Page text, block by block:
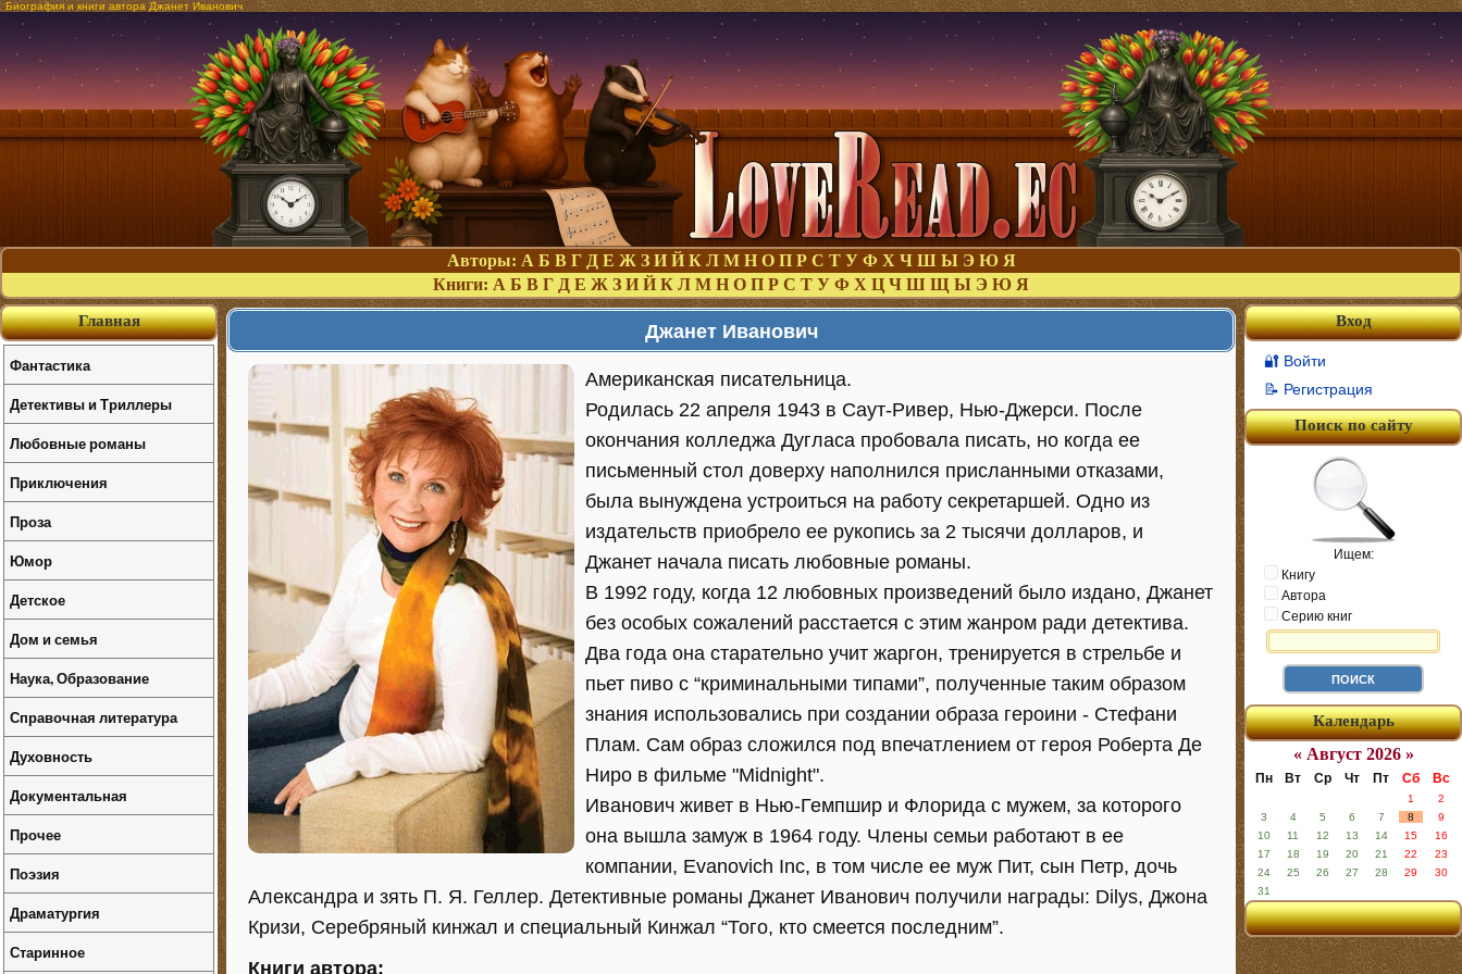
Биография и книги автора Джанет Иванович
Авторы: А Б В Г Д Е Ж З И Й К Л М Н О П Р С Т У Ф Х Ч Ш Ы Э Ю Я
Книги: А Б В Г Д Е Ж З И Й К Л М Н О П Р С Т У Ф Х Ц Ч Ш Щ Ы Э Ю Я
Джанет Иванович
Американская писательница.
Родилась 22 апреля 1943 в Саут-Ривер, Нью-Джерси. После
окончания колледжа Дугласа пробовала писать, но когда ее
письменный стол доверху наполнился присланными отказами,
была вынуждена устроиться на работу секретаршей. Одно из
издательств приобрело ее рукопись за 2 тысячи долларов, и
Джанет начала писать любовные романы.
В 1992 году, когда 12 любовных произведений было издано, Джанет
без особых сожалений расстается с этим жанром ради детектива.
Два года она старательно учит жаргон, тренируется в стрельбе и
пьет пиво с “криминальными типами”, полученные таким образом
знания использовались при создании образа героини - Стефани
Плам. Сам образ сложился под впечатлением от героя Роберта Де
Ниро в фильме "Midnight".
Иванович живет в Нью-Гемпшир и Флорида с мужем, за которого
она вышла замуж в 1964 году. Члены семьи работают в ее
компании, Evanovich Inc, в том числе ее муж Пит, сын Петр, дочь
Александра и зять П. Я. Геллер. Детективные романы Джанет Иванович получили награды: Dilys, Джона
Кризи, Серебряный кинжал и специальный Кинжал “Того, кто смеется последним”.
Книги автора:
Вход
🔐 Войти
📝 Регистрация
Поиск по сайту
Ищем:
Книгу
Автора
Серию книг
Календарь
« Август 2026 »
Пн Вт Ср Чт Пт Сб Вс
1
2
3
4 5 6 7 8
9
10
11 12 13 14 15
16
17
18 19 20 21 22
23
24
25 26 27 28 29
30
31
Главная
Фантастика
Детективы и Триллеры
Любовные романы
Приключения
Проза
Юмор
Детское
Дом и семья
Наука, Образование
Справочная литература
Духовность
Документальная
Прочее
Поэзия
Драматургия
Старинное